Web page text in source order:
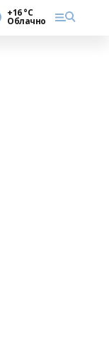
+16 °С
Облачно